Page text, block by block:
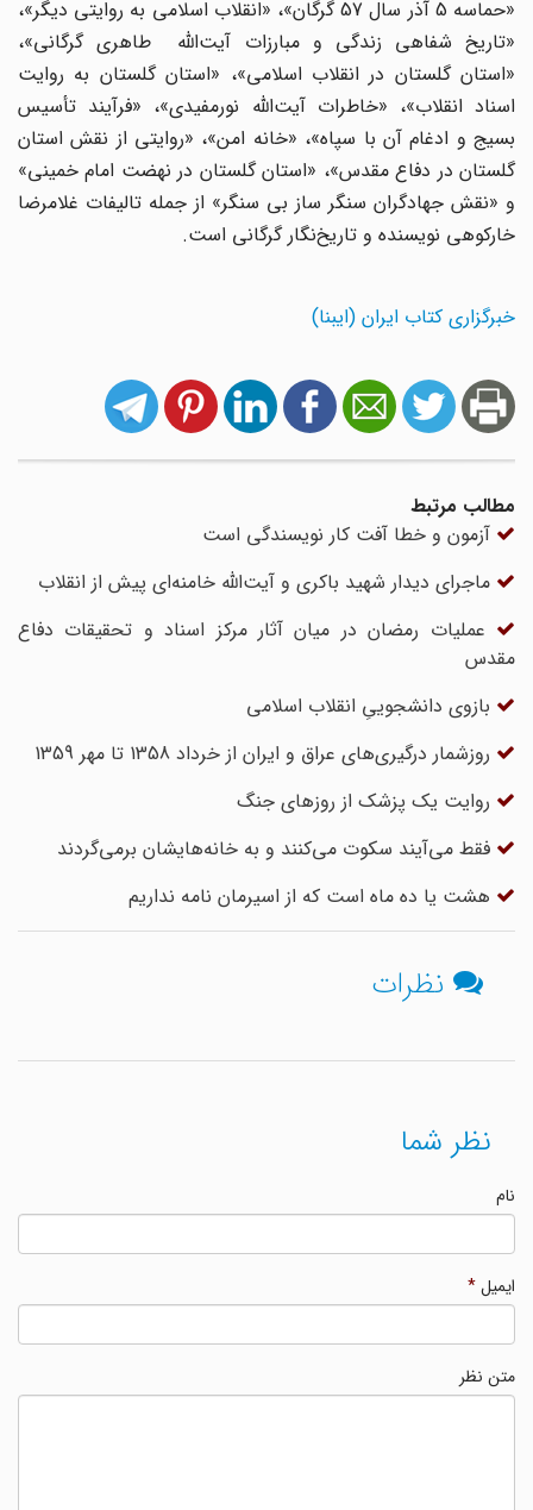
«حماسه 5 آذر سال 57 گرگان»، «انقلاب اسلامی به روایتی دیگر»،
«تاریخ شفاهی زندگی و مبارزات آیت‌الله طاهری گرگانی»،
«استان گلستان در انقلاب اسلامی»، «استان گلستان به روایت
اسناد انقلاب»، «خاطرات آیت‌الله نورمفیدی»، «فرآیند تأسیس
بسیج و ادغام آن با سپاه»، «خانه امن»، «روایتی از نقش استان
گلستان در دفاع مقدس»، «استان گلستان در نهضت امام خمینی»
و «نقش جهادگران سنگر ساز بی سنگر» از جمله تالیفات غلامرضا
خارکوهی نویسنده و تاریخ‌نگار گرگانی است.
خبرگزاری کتاب ایران (ایبنا)
مطالب مرتبط
آزمون و خطا آفت کار نویسندگی است
ماجرای دیدار شهید باکری و آیت‌الله خامنه‌ای پیش از انقلاب
عملیات رمضان در میان آثار مرکز اسناد و تحقیقات دفاع
مقدس
بازوی دانشجوییِ انقلاب اسلامی
روزشمار درگیری‌های عراق و ایران از خرداد 1358 تا مهر 1359
روایت یک پزشک از روزهای جنگ
فقط می‌آیند سکوت می‌کنند و به خانه‌هایشان برمی‌گردند
هشت یا ده ماه است که از اسیرمان نامه نداریم
نظرات
نظر شما
ایمیل*
متن نظر